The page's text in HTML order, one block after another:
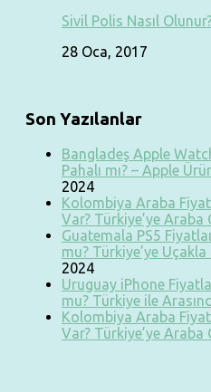
Sivil Polis Nasıl
28 Oca, 2017
Son Yazılanlar
Bangladeş Apple
Pahalı mı? – Apple
2024
Kolombiya Araba
Var? Türkiye’ye Araba
Guatemala PS5
mu? Türkiye’ye
2024
Uruguay iPhone
mu? Türkiye ile
Kolombiya Araba
Var? Türkiye’ye Araba